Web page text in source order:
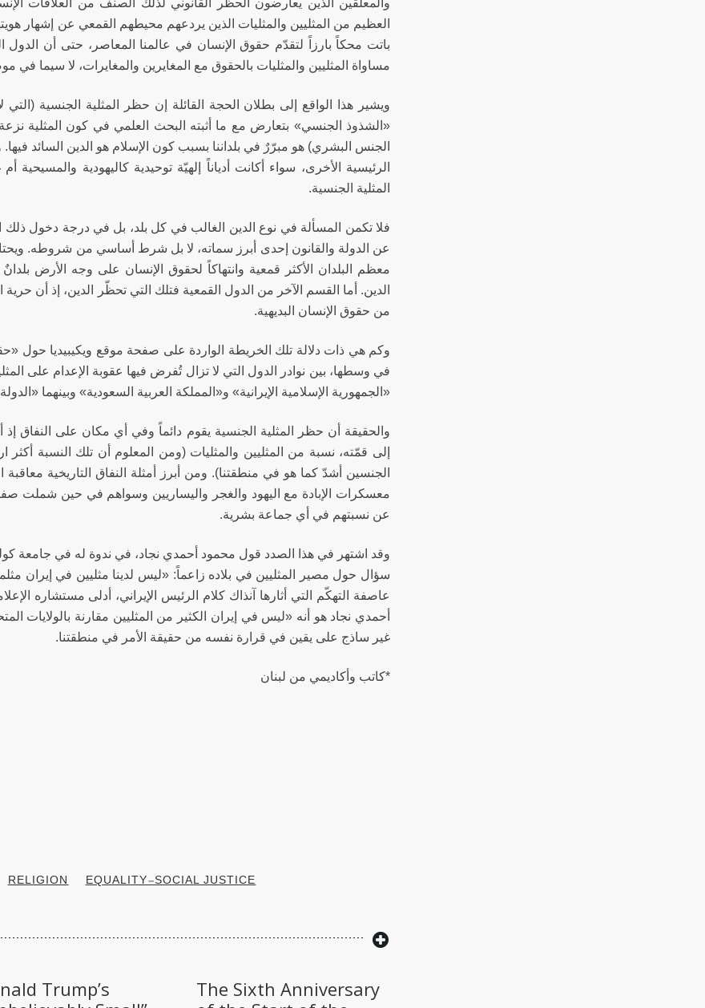
والمعلّقين الذين يعارضون الحظر القانوني لذلك الصنف من العلاقات
العظيم من المثليين والمثليات الذين يردعهم محيطهم القمعي عن إشهار
باتت محكاً بارزاً لتقدّم حقوق الإنسان في عالمنا المعاصر، حتى أن
مساواة المثليين والمثليات بالحقوق مع المغايرين والمغايرات، لا سيما في
ويشير هذا الواقع إلى بطلان الحجة القائلة إن حظر المثلية الجنسية
«الشذوذ الجنسي» بتعارض مع ما أثبته البحث العلمي في كون المثلية
الجنس البشري) هو مبرّرٌ في بلداننا بسبب كون الإسلام هو الدين السائد
الرئيسية الأخرى، سواء أكانت أدياناً إلهيّة توحيدية كاليهودية والمسيحية
المثلية الجنسية.
فلا تكمن المسألة في نوع الدين الغالب في كل بلد، بل في درجة دخول
عن الدولة والقانون إحدى أبرز سماته، لا بل شرط أساسي من شروطه.
معظم البلدان الأكثر قمعية وانتهاكاً لحقوق الإنسان على وجه الأرض
الدين. أما القسم الآخر من الدول القمعية فتلك التي تحظّر الدين، إذ أن حرية
من حقوق الإنسان البديهية.
وكم هي ذات دلالة تلك الخريطة الواردة على صفحة موقع ويكيبيديا حول
في وسطها، بين نوادر الدول التي لا تزال تُفرض فيها عقوبة الإعدام على
«الجمهورية الإسلامية الإيرانية» و«المملكة العربية السعودية» وبينهما
والحقيقة أن حظر المثلية الجنسية يقوم دائماً وفي أي مكان على النفاق
إلى قمّته، نسبة من المثليين والمثليات (ومن المعلوم أن تلك النسبة أكثر
الجنسين أشدّ كما هو في منطقتنا). ومن أبرز أمثلة النفاق التاريخية معاقبة
معسكرات الإبادة مع اليهود والغجر واليساريين وسواهم في حين شملت
عن نسبتهم في أي جماعة بشرية.
سؤال حول مصير المثليين في بلاده زاعماً: «ليس لدينا مثليين في إيران
عاصفة التهكّم التي أثارها آنذاك كلام الرئيس الإيراني، أدلى مستشاره
أحمدي نجاد هو أنه «ليس في إيران الكثير من المثليين مقارنة بالولايات
غير ساذج على يقين في قرارة نفسه من حقيقة الأمر في منطقتنا.
*كاتب وأكاديمي من لبنان
RELIGION EQUALITY-SOCIAL JUSTICE
Trump’s
The Sixth Anniversary